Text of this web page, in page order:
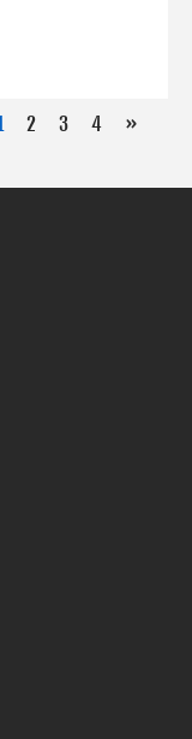
2 3 4
»